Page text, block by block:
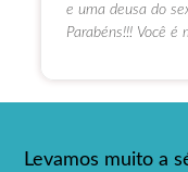
e uma deusa do
Parabéns!!! Você é
Levamos muito a